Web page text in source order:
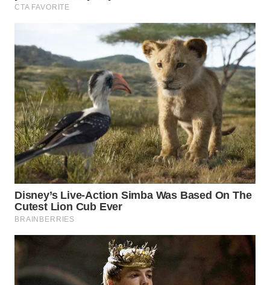
WAHANA
WAHANA
TANI
WAHANA
ADVOKAT
WAHANA
INFRASTRUKTUR
WAHANA
KONSUMEN
WAHANA